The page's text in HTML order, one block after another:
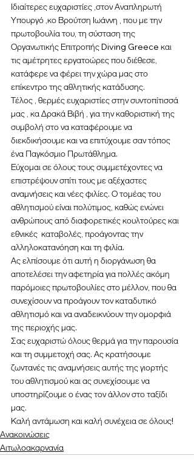
Ιδιαίτερες ευχαριστίες ,στον Αναπληρωτή
Υπουργό ,κο Βρούτση Ιωάννη , που με την
πρωτοβουλία του, τη σύσταση της
Οργανωτικής Επιτροπής Diving Greece και
τις αμέτρητες εργατοώρες που διέθεσε,
κατάφερε να φέρει την χώρα μας στο
επίκεντρο της αθλητικής κατάδυσης.
Τέλος , θερμές ευχαριστίες στην συντοπίτισσά
μας , κα Δρακά Βιβή , για την καθοριστική της
συμβολή στο να καταφέρουμε να
διεκδικήσουμε και να επιτύχουμε σαν τόπος
ένα Παγκόσμιο Πρωτάθλημα.
Εύχομαι σε όλους τους συμμετέχοντες να
επιστρέψουν σπίτι τους με αξέχαστες
αναμνήσεις και νέες φιλίες. Ο τομέας του
αθλητισμού είναι πολύτιμος, καθώς ενώνει
ανθρώπους από διαφορετικές κουλτούρες και
εθνικές  καταβολές, προάγοντας την
αλληλοκατανόηση και τη φιλία.
Ας ελπίσουμε ότι αυτή η διοργάνωση θα
αποτελέσει την αφετηρία για πολλές ακόμη
παρόμοιες πρωτοβουλίες στο μέλλον, που θα
συνεχίσουν να προάγουν τον καταδυτικό
αθλητισμό και να αναδεικνύουν την ομορφιά
της περιοχής μας.
Σας ευχαριστώ όλους θερμά για την παρουσία
και τη συμμετοχή σας. Ας κρατήσουμε
ζωντανές τις αναμνήσεις αυτής της γιορτής
του αθλητισμού και ας συνεχίσουμε να
υποστηρίζουμε ο ένας τον άλλον στο ταξίδι
μας.
Καλή αντάμωση και καλή συνέχεια σε όλους!
Ανακοινώσεις
Αιτωλοακαρνανία